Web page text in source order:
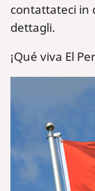
contattateci in
dettagli.
¡Qué viva El